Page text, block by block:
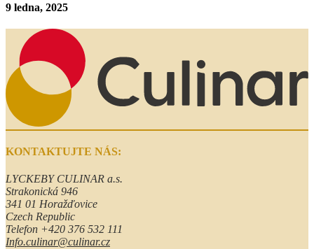
9 ledna, 2025
KONTAKTUJTE NÁS:
LYCKEBY CULINAR a.s.
Strakonická 946
341 01 Horažďovice
Czech Republic
Telefon +420 376 532 111
Info.culinar@culinar.cz